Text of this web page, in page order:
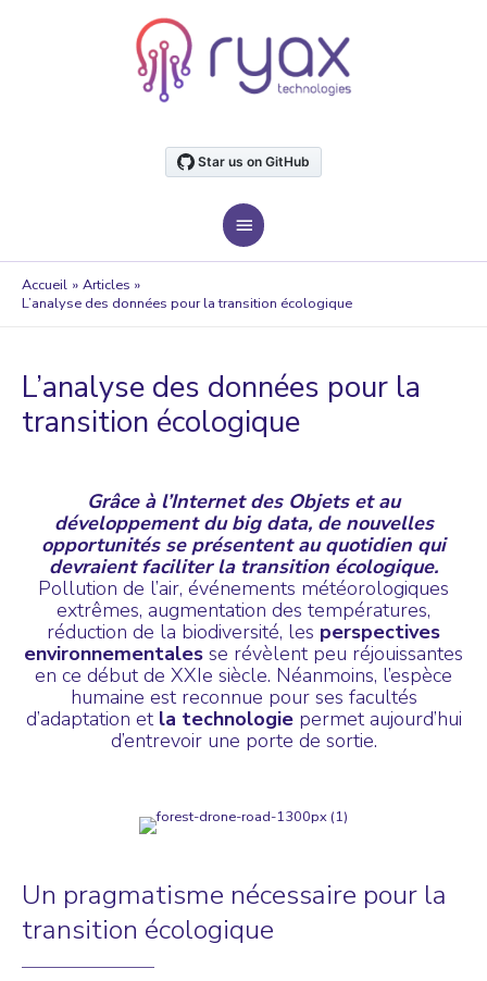
MENU
PRINCIPAL
Accueil
Articles
L’analyse des données pour la transition écologique
L’analyse des données pour la
transition écologique
Grâce à l’Internet des Objets et au
développement du big data, de nouvelles
opportunités se présentent au quotidien qui
devraient faciliter la transition écologique.
Pollution de l’air, événements météorologiques
extrêmes, augmentation des températures,
réduction de la biodiversité, les perspectives
environnementales se révèlent peu réjouissantes
en ce début de XXIe siècle. Néanmoins, l’espèce
humaine est reconnue pour ses facultés
d’adaptation et la technologiepermet aujourd’hui
d’entrevoir une porte de sortie.
Un pragmatisme nécessaire pour la
transition écologique